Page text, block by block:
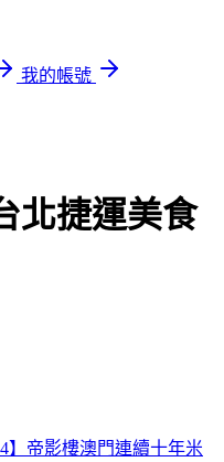
我的帳號
北捷運美食
】帝影樓澳門連續十年米